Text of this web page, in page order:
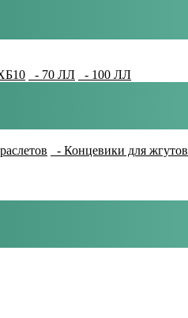
- 70 ЛЛ
- 100 ЛЛ
- Концевики для жгутов